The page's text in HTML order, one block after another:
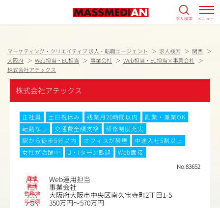
求人検索 メニュー
マーケティング・クリエイティブ 求人・転職エージェント 求人検索
関西
大阪府
Web担当・EC担当 事業会社
Web担当・EC担当×事業会社
株式会社アテックス
株式会社アテックス
正社員 土日祝休み 残業月20時間以内
副業・兼業OK
転勤なし
交通費全額支給
研修制度充実
駅から徒歩5分以内
オフィスが禁煙
中途入社5割以上
女性が活躍中
U・Iターン歓迎
Web面接
No.83652
職種 Web運用担当
業種 事業会社
勤務地 大阪府大阪市中央区南久宝寺町2丁目1-5
年収例 350万円～570万円